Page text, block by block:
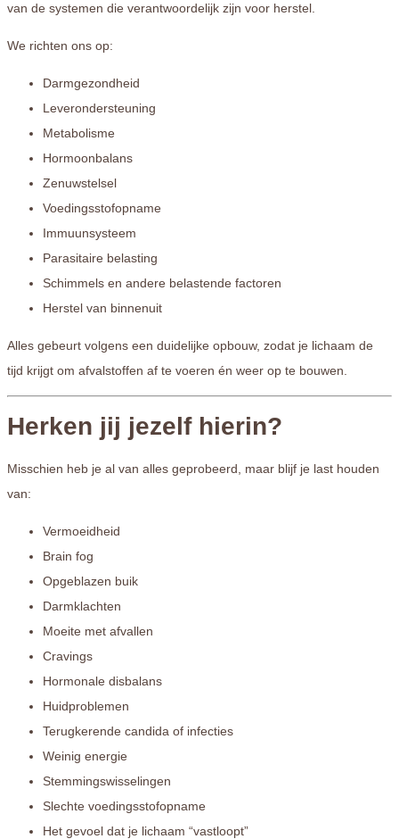
van de systemen die verantwoordelijk zijn voor herstel.
We richten ons op:
Darmgezondheid
Leverondersteuning
Metabolisme
Hormoonbalans
Zenuwstelsel
Voedingsstofopname
Immuunsysteem
Parasitaire belasting
Schimmels en andere belastende factoren
Herstel van binnenuit
Alles gebeurt volgens een duidelijke opbouw, zodat je lichaam de
tijd krijgt om afvalstoffen af te voeren én weer op te bouwen.
Herken jij jezelf hierin?
Misschien heb je al van alles geprobeerd, maar blijf je last houden
van:
Vermoeidheid
Brain fog
Opgeblazen buik
Darmklachten
Moeite met afvallen
Cravings
Hormonale disbalans
Huidproblemen
Terugkerende candida of infecties
Weinig energie
Stemmingswisselingen
Slechte voedingsstofopname
Het gevoel dat je lichaam “vastloopt”